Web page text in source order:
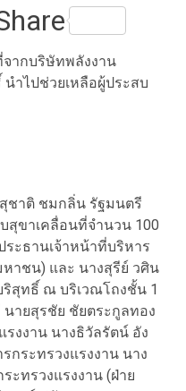
ากบริษัทพลังงาน
ำไปช่วยเหลือผู้ประสบ
ชาติ ชมกลิ่น รัฐมนตรี
สุขาเคลื่อนที่จำนวน 100
ะธานเจ้าหน้าที่บริหาร
าชน) และ นางสุรีย์ วศิน
สุทธิ์ ณ บริเวณโถงชั้น 1
นายสุรชัย ชัยตระกูลทอง
งงาน นางธิวัลรัตน์ อัง
ระทรวงแรงงาน นาง
ะทรวงแรงงาน (ฝ่าย